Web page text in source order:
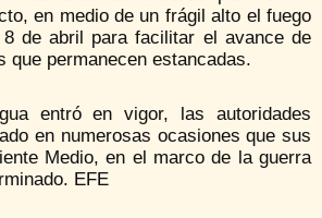
en medio de un frágil alto el fuego
de abril para facilitar el avance de
que permanecen estancadas.
entró en vigor, las autoridades
en numerosas ocasiones que sus
Medio, en el marco de la guerra
EFE